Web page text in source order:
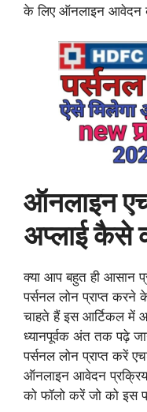
के लिए ऑनलाइन
ऑनलाइन
अप्लाई कैसे
क्या आप बहुत ही आसान
पर्सनल लोन प्राप्त करने
चाहते हैं इस आर्टिकल में
ध्यानपूर्वक अंत तक पढ़े
पर्सनल लोन प्राप्त करें
ऑनलाइन आवेदन
को फॉलो करें जो को इस